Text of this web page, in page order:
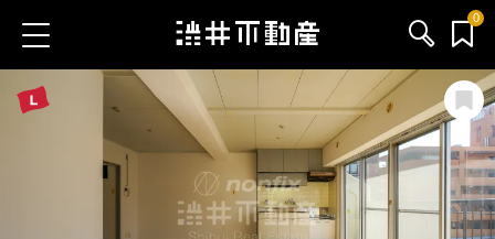
0
お気に入り物件 お問い合わせ
ブログ